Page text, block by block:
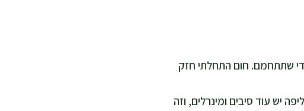
תבנית כדי שתתחמם. חום התחלתי חזק
יש עוד סיבים ומינרלים, וזה